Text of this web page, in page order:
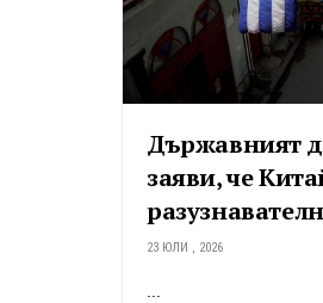
Държавният
заяви, че
23 ЮЛИ , 2026
...